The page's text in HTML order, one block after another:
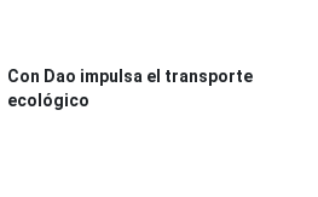
Con Dao impulsa el transporte
ecológico